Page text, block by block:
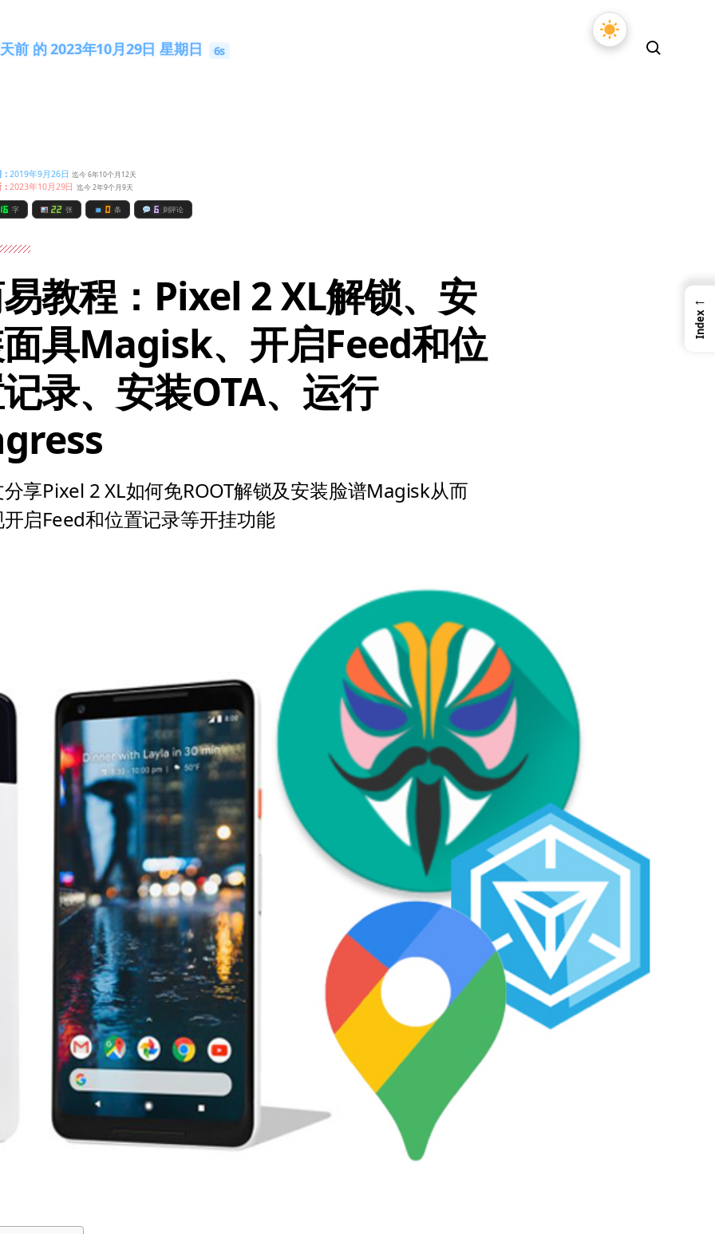
前 的 2023年10月29日 星期日 5s
2019年9月26日 迄今 6年10个月12天
2023年10月29日 迄今 2年9个月9天
字 22 张 0 条 6 则评论
教程：Pixel 2 XL解锁、安
具Magisk、开启Feed和位
录、安装OTA、运行
享Pixel 2 XL如何免ROOT解锁及安装脸谱Magisk从而
启Feed和位置记录等开挂功能
←
Index